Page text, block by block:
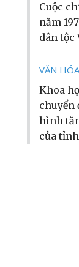
Cuộc
năm
dân tộc
VĂN
Khoa
chuyển
hình
của